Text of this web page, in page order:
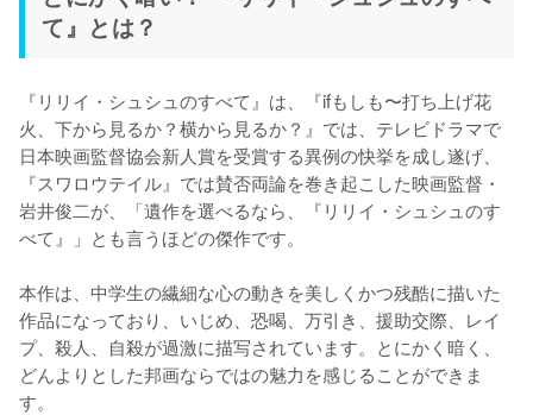
て』とは？
『リリイ・シュシュのすべて』は、『ifもしも〜打ち上げ花
火、下から見るか？横から見るか？』では、テレビドラマで
日本映画監督協会新人賞を受賞する異例の快挙を成し遂げ、
『スワロウテイル』では賛否両論を巻き起こした映画監督・
岩井俊二が、「遺作を選べるなら、『リリイ・シュシュのす
べて』」とも言うほどの傑作です。
本作は、中学生の繊細な心の動きを美しくかつ残酷に描いた
作品になっており、いじめ、恐喝、万引き、援助交際、レイ
プ、殺人、自殺が過激に描写されています。とにかく暗く、
どんよりとした邦画ならではの魅力を感じることができま
す。